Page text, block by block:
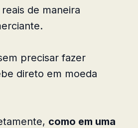
de maneira
precisar fazer
direto em moeda
como em uma